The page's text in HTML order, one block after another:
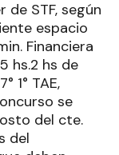
STF, según
espacio
Financiera
hs.2 hs de
1° TAE,
se
del cte.
del